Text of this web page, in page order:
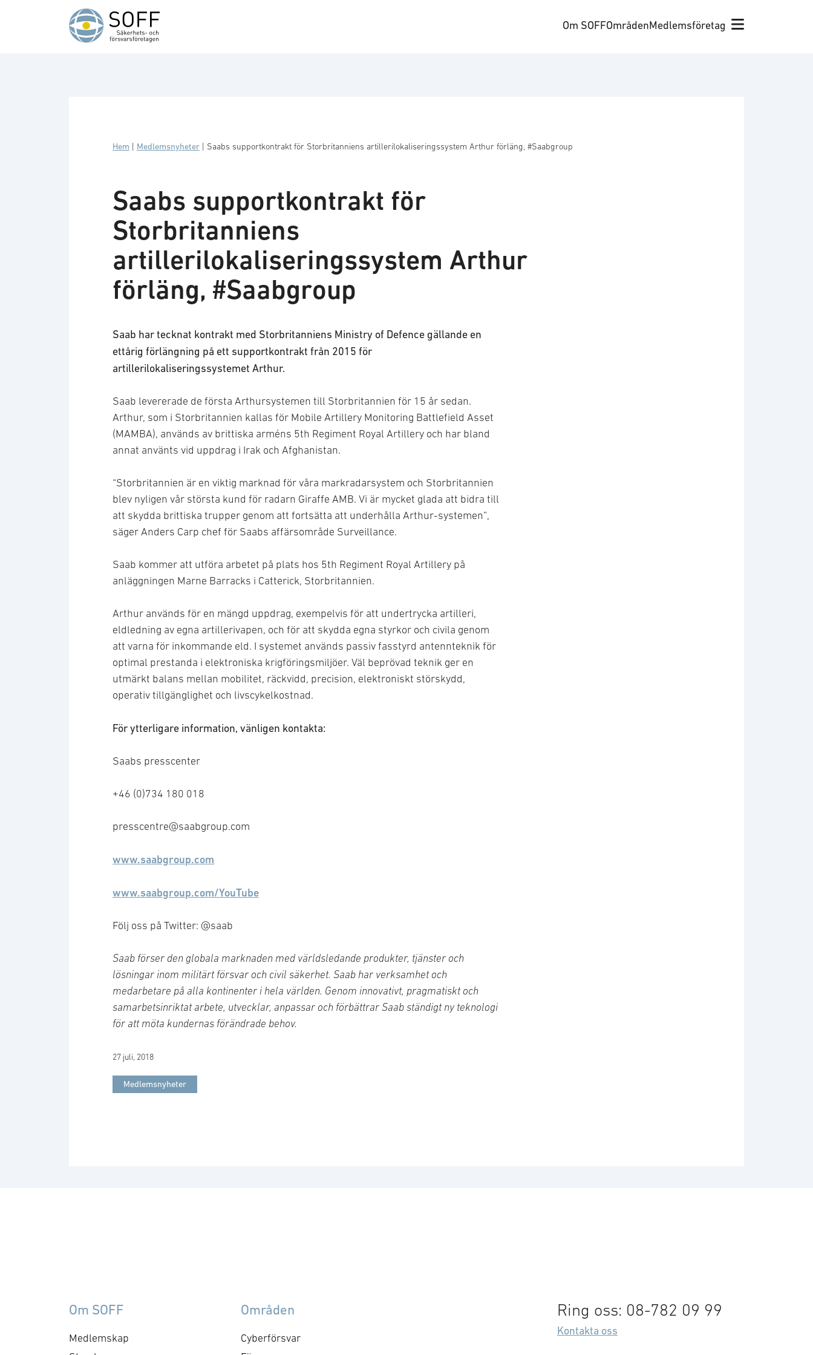
Hoppa till innehåll
Om SOFFOmrådenMedlemsföretag
Hem Medlemsnyheter Saabs supportkontrakt för Storbritanniens artillerilokaliseringssystem Arthur förläng, #Saabgroup
Saabs supportkontrakt för
Storbritanniens
artillerilokaliseringssystem Arthur
förläng, #Saabgroup
Saab har tecknat kontrakt med Storbritanniens Ministry of Defence gällande en
ettårig förlängning på ett supportkontrakt från 2015 för
artillerilokaliseringssystemet Arthur.
Saab levererade de första Arthursystemen till Storbritannien för 15 år sedan.
Arthur, som i Storbritannien kallas för Mobile Artillery Monitoring Battlefield Asset
(MAMBA), används av brittiska arméns 5th Regiment Royal Artillery och har bland
annat använts vid uppdrag i Irak och Afghanistan.
“Storbritannien är en viktig marknad för våra markradarsystem och Storbritannien
blev nyligen vår största kund för radarn Giraffe AMB. Vi är mycket glada att bidra till
att skydda brittiska trupper genom att fortsätta att underhålla Arthur-systemen”,
säger Anders Carp chef för Saabs affärsområde Surveillance.
Saab kommer att utföra arbetet på plats hos 5th Regiment Royal Artillery på
anläggningen Marne Barracks i Catterick, Storbritannien.
Arthur används för en mängd uppdrag, exempelvis för att undertrycka artilleri,
eldledning av egna artillerivapen, och för att skydda egna styrkor och civila genom
att varna för inkommande eld. I systemet används passiv fasstyrd antennteknik för
optimal prestanda i elektroniska krigföringsmiljöer. Väl beprövad teknik ger en
utmärkt balans mellan mobilitet, räckvidd, precision, elektroniskt störskydd,
operativ tillgänglighet och livscykelkostnad.
För ytterligare information, vänligen kontakta:
Saabs presscenter
+46 (0)734 180 018
presscentre@saabgroup.com
www.saabgroup.com
www.saabgroup.com/YouTube
Följ oss på Twitter: @saab
Saab förser den globala marknaden med världsledande produkter, tjänster och
lösningar inom militärt försvar och civil säkerhet. Saab har verksamhet och
medarbetare på alla kontinenter i hela världen. Genom innovativt, pragmatiskt och
samarbetsinriktat arbete, utvecklar, anpassar och förbättrar Saab ständigt ny teknologi
för att möta kundernas förändrade behov.
27 juli, 2018
Medlemsnyheter
Om SOFF
Medlemskap
Områden
Cyberförsvar
Ring oss: 08-782 09 99
Kontakta oss